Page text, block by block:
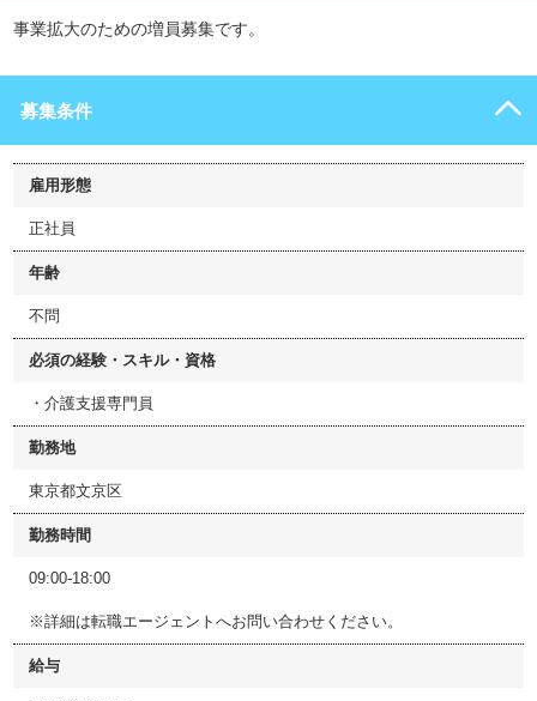
事業拡大のための増員募集です。
募集条件
雇用形態
正社員
年齢
不問
必須の経験・スキル・資格
・介護支援専門員
勤務地
東京都文京区
勤務時間
09:00-18:00
※詳細は転職エージェントへお問い合わせください。
給与